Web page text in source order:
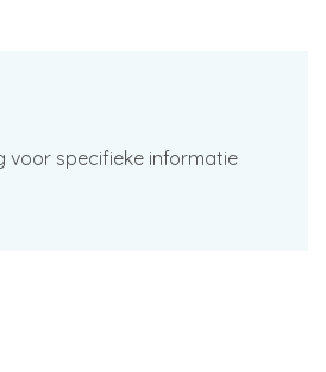
voor specifieke informatie